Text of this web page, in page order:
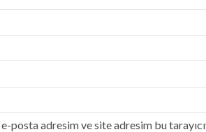
posta adresim ve site adresim bu